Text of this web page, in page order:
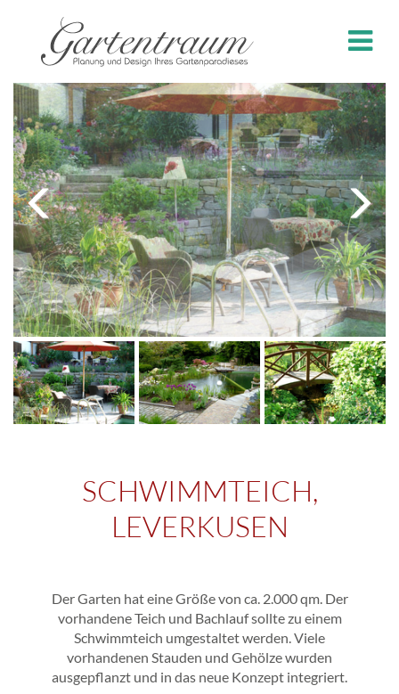
Previous Next
SCHWIMMTEICH,
LEVERKUSEN
Der Garten hat eine Größe von ca. 2.000 qm. Der
vorhandene Teich und Bachlauf sollte zu einem
Schwimmteich umgestaltet werden. Viele
vorhandenen Stauden und Gehölze wurden
ausgepflanzt und in das neue Konzept integriert.